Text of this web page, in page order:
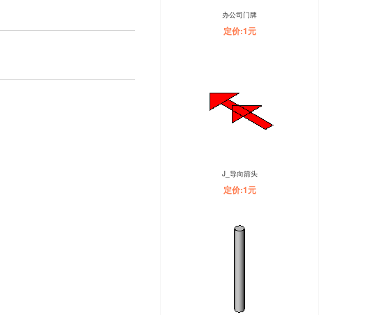
办公司门牌
定价:1元
J_导向箭头
定价:1元